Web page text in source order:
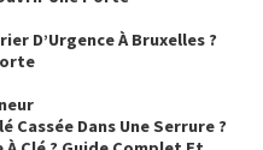
D’Urgence À Bruxelles ?
Cassée Dans Une Serrure ?